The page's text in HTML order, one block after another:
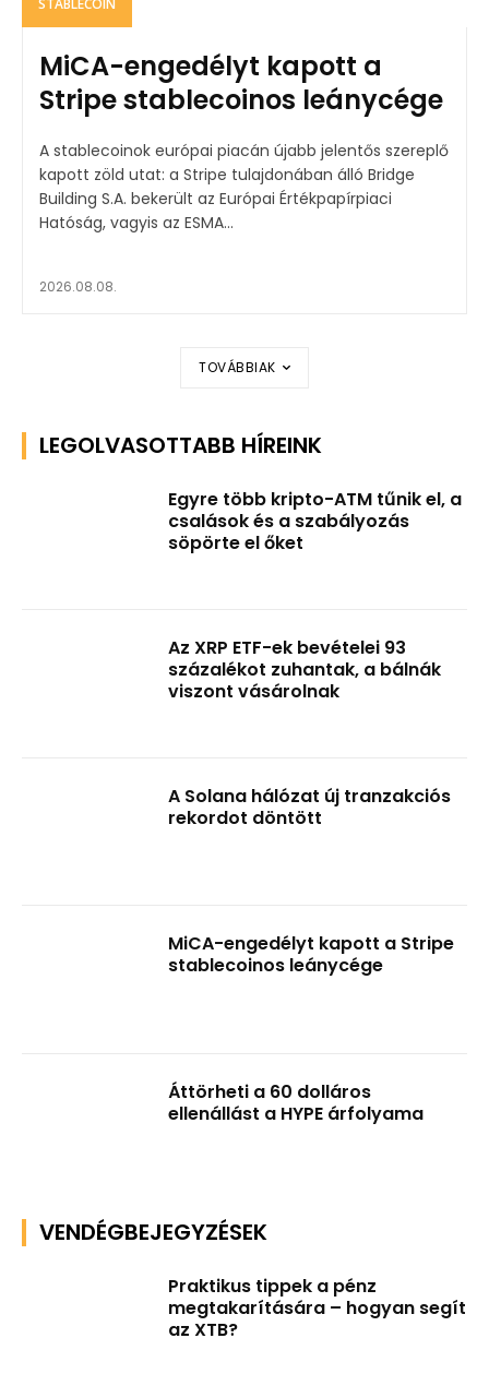
STABLECOIN
MiCA-engedélyt kapott a
Stripe stablecoinos leánycége
A stablecoinok európai piacán újabb jelentős szereplő
kapott zöld utat: a Stripe tulajdonában álló Bridge
Building S.A. bekerült az Európai Értékpapírpiaci
Hatóság, vagyis az ESMA...
2026.08.08.
TOVÁBBIAK
LEGOLVASOTTABB HÍREINK
Egyre több kripto-ATM tűnik el, a
csalások és a szabályozás
söpörte el őket
Az XRP ETF-ek bevételei 93
százalékot zuhantak, a bálnák
viszont vásárolnak
A Solana hálózat új tranzakciós
rekordot döntött
MiCA-engedélyt kapott a Stripe
stablecoinos leánycége
Áttörheti a 60 dolláros
ellenállást a HYPE árfolyama
VENDÉGBEJEGYZÉSEK
Praktikus tippek a pénz
megtakarítására – hogyan segít
az XTB?